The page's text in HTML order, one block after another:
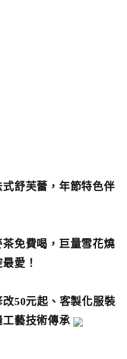
舒芙蕾，年節特色伴
免費喝，巨量雪花燒
愛！
50元起、客製化服裝
藝技術傳承